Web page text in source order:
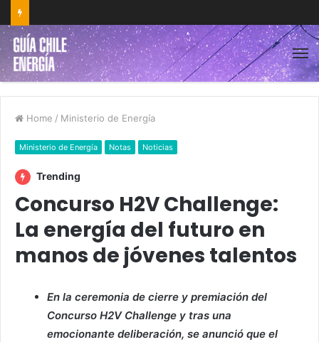
Home / Ministerio de Energía
Ministerio de Energía Notas Noticias
Trending
Concurso H2V Challenge:
La energía del futuro en
manos de jóvenes talentos
En la ceremonia de cierre y premiación del
Concurso H2V Challenge y tras una
emocionante deliberación, se anunció que el